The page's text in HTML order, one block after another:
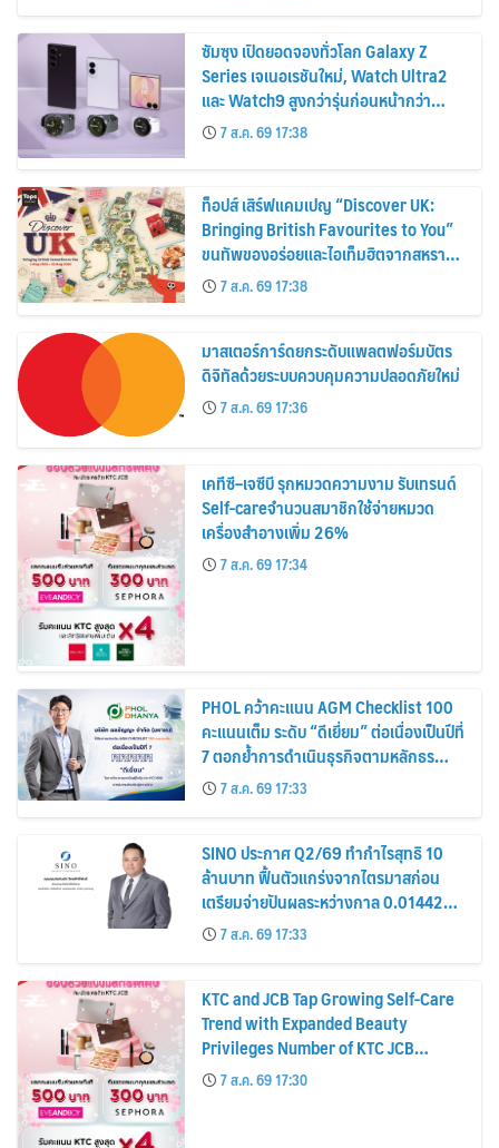
ซัมซุง เปิดยอดจองทั่วโลก Galaxy Z
Series เจเนอเรชันใหม่, Watch Ultra2
และ Watch9 สูงกว่ารุ่นก่อนหน้ากว่า
30%7 ส.ค. 69 17:38
ท็อปส์ เสิร์ฟแคมเปญ “Discover UK:
Bringing British Favourites to You”
ขนทัพของอร่อยและไอเท็มฮิตจากสหราช
อาณาจักร ส่งตรงถึงมือตั้งแต่วันนี้ – 18
สิงหาคมนี้
7 ส.ค. 69 17:38
มาสเตอร์การ์ดยกระดับแพลตฟอร์มบัตร
ดิจิทัลด้วยระบบควบคุมความปลอดภัยใหม่
7 ส.ค. 69 17:36
เคทีซี–เจซีบี รุกหมวดความงาม รับเทรนด์
Self-careจำนวนสมาชิกใช้จ่ายหมวด
เครื่องสำอางเพิ่ม 26%
7 ส.ค. 69 17:34
PHOL คว้าคะแนน AGM Checklist 100
คะแนนเต็ม ระดับ “ดีเยี่ยม” ต่อเนื่องเป็นปีที่
7 ตอกย้ำการดำเนินธุรกิจตามหลักธร
รมาภิบาล โปร่งใส สร้างความเชื่อมั่นผู้ถือ
หุ้น
7 ส.ค. 69 17:33
SINO ประกาศ Q2/69 ทำกำไรสุทธิ 10
ล้านบาท ฟื้นตัวแกร่งจากไตรมาสก่อน
เตรียมจ่ายปันผลระหว่างกาล 0.014423
บาทต่อหุ้น ครึ่งปีหลังมุ่งเติบโตต่อเนื่อง
7 ส.ค. 69 17:33
KTC and JCB Tap Growing Self-Care
Trend with Expanded Beauty
Privileges Number of KTC JCB
Cardmembers Spending on
Cosmetics Rises 26%
7 ส.ค. 69 17:30